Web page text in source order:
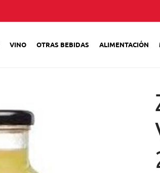
VINO OTRAS BEBIDAS ALIMENTACIÓN